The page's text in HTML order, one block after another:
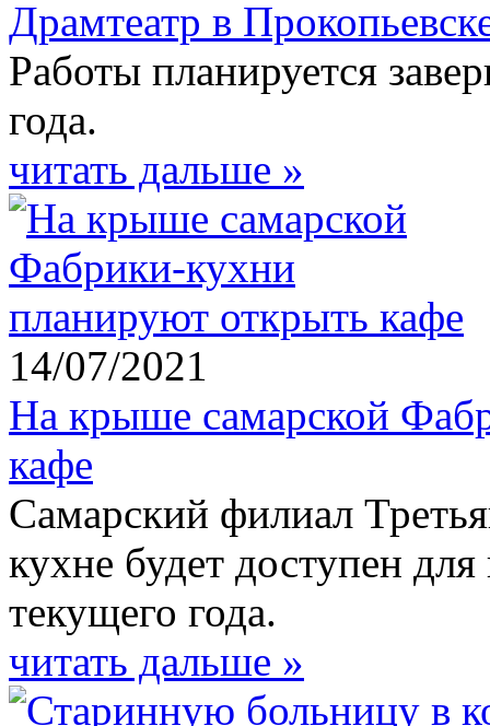
Драмтеатр в
Работы планируется
года.
читать дальше »
14/07/2021
На крыше самарской
кафе
Самарский филиал
кухне будет доступен
текущего года.
читать дальше »